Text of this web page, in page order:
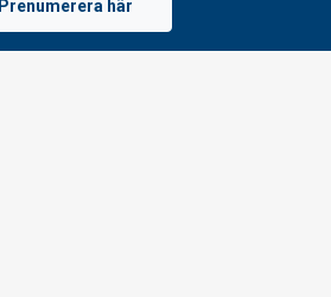
Prenumerera här